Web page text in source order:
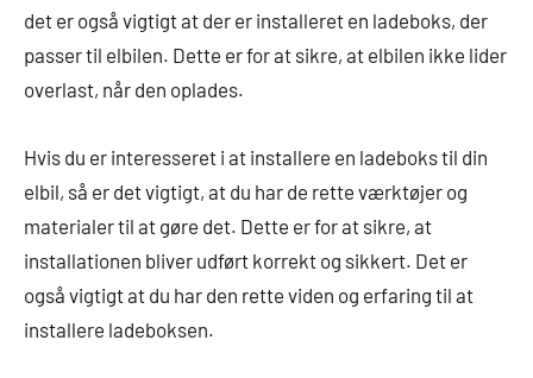
det er også vigtigt at der er installeret en ladeboks, der
passer til elbilen. Dette er for at sikre, at elbilen ikke lider
overlast, når den oplades.
Hvis du er interesseret i at installere en ladeboks til din
elbil, så er det vigtigt, at du har de rette værktøjer og
materialer til at gøre det. Dette er for at sikre, at
installationen bliver udført korrekt og sikkert. Det er
også vigtigt at du har den rette viden og erfaring til at
installere ladeboksen.